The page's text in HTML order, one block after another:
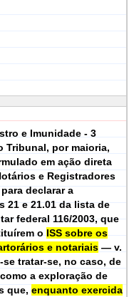
e Imunidade - 3
Tribunal, por maioria,
em ação direta
e Registradores
declarar a
e 21.01 da lista de
federal 116/2003, que
o ISS sobre os
e notariais— v.
tratar-se, no caso, de
a exploração de
que, enquanto exercida